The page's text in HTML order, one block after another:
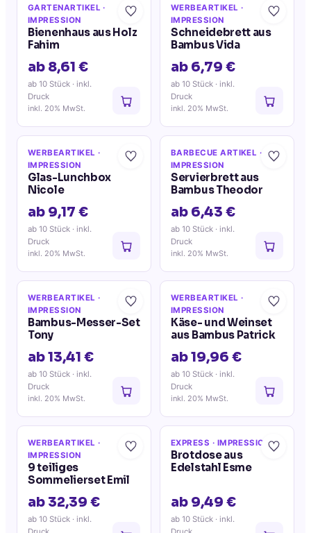
GARTENARTIKEL ·
IMPRESSION
Bienenhaus aus Holz
Fahim
ab 8,61 €
ab 10 Stück · inkl.
Druck
inkl. 20% MwSt.
WERBEARTIKEL ·
IMPRESSION
Schneidebrett aus
Bambus Vida
ab 6,79 €
ab 10 Stück · inkl.
Druck
inkl. 20% MwSt.
WERBEARTIKEL ·
IMPRESSION
Glas-Lunchbox
Nicole
ab 9,17 €
ab 10 Stück · inkl.
Druck
inkl. 20% MwSt.
BARBECUE ARTIKEL ·
IMPRESSION
Servierbrett aus
Bambus Theodor
ab 6,43 €
ab 10 Stück · inkl.
Druck
inkl. 20% MwSt.
WERBEARTIKEL ·
IMPRESSION
Bambus-Messer-Set
Tony
ab 13,41 €
ab 10 Stück · inkl.
Druck
inkl. 20% MwSt.
WERBEARTIKEL ·
IMPRESSION
Käse- und Weinset
aus Bambus Patrick
ab 19,96 €
ab 10 Stück · inkl.
Druck
inkl. 20% MwSt.
WERBEARTIKEL ·
IMPRESSION
9 teiliges
Sommelierset Emil
ab 32,39 €
ab 10 Stück · inkl.
EXPRESS · IMPRESSION
Brotdose aus
Edelstahl Esme
ab 9,49 €
ab 10 Stück · inkl.